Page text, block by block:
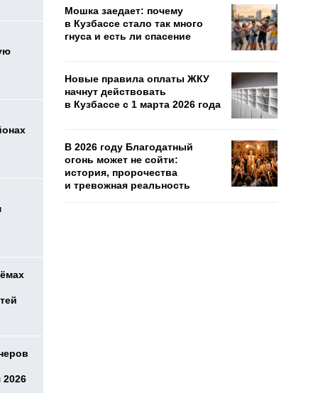
2026
Мошка заедает: почему
в Кузбассе стало так много
гнуса и есть ли спасение
Новые правила оплаты ЖКУ
начнут действовать
в Кузбассе с 1 марта 2026 года
В 2026 году Благодатный
огонь может не сойти:
история, пророчества
и тревожная реальность